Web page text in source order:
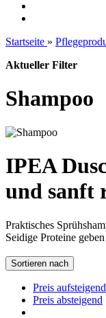
Startseite »
Aktueller Filter
Shampoo
IPEA
und sanft
Praktisches
Seidige Proteine
Sortieren nach
Preis aufsteigend
Preis absteigend